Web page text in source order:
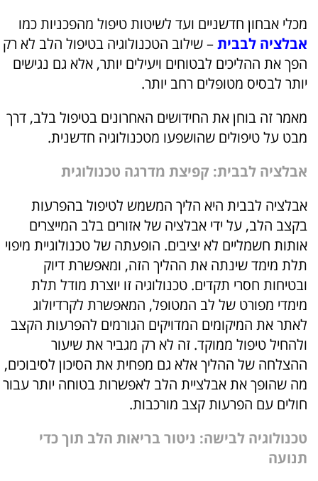
מכלי אבחון חדשניים ועד לשיטות טיפול מהפכניות כמו
אבלציה לבבית– שילוב הטכנולוגיה בטיפול הלב לא רק
הפך את ההליכים לבטוחים ויעילים יותר, אלא גם נגישים
יותר לבסיס מטופלים רחב יותר.
מאמר זה בוחן את החידושים האחרונים בטיפול בלב, דרך
מבט על טיפולים שהושפעו מטכנולוגיה חדשנית.
אבלציה לבבית: קפיצת מדרגה טכנולוגית
אבלציה לבבית היא הליך המשמש לטיפול בהפרעות
בקצב הלב, על ידי אבלציה של אזורים בלב המייצרים
אותות חשמליים לא יציבים. הופעתה של טכנולוגיית מיפוי
תלת מימד שינתה את ההליך הזה, ומאפשרת דיוק
ובטיחות חסרי תקדים. טכנולוגיה זו יוצרת מודל תלת
מימדי מפורט של לב המטופל, המאפשרת לקרדיולוג
לאתר את המיקומים המדויקים הגורמים להפרעות הקצב
ולהחיל טיפול ממוקד. זה לא רק מגביר את שיעור
ההצלחה של ההליך אלא גם מפחית את הסיכון לסיבוכים,
מה שהופך את אבלציית הלב לאפשרות בטוחה יותר עבור
חולים עם הפרעות קצב מורכבות.
טכנולוגיה לבישה: ניטור בריאות הלב תוך כדי
תנועה